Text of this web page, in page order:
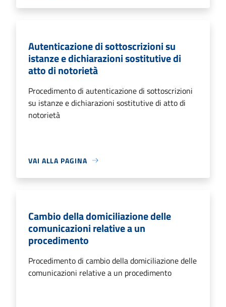
Autenticazione di sottoscrizioni su
istanze e dichiarazioni sostitutive di
atto di notorietà
Procedimento di autenticazione di sottoscrizioni
su istanze e dichiarazioni sostitutive di atto di
notorietà
VAI ALLA PAGINA
Cambio della domiciliazione delle
comunicazioni relative a un
procedimento
Procedimento di cambio della domiciliazione delle
comunicazioni relative a un procedimento